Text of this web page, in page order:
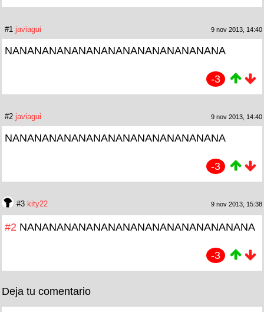
#1 javiagui 9 nov 2013, 14:40
NANANANANANANANANANANANANANANA
-3
#2 javiagui 9 nov 2013, 14:40
NANANANANANANANANANANANANANANA
-3
#3 kity22 9 nov 2013, 15:38
#2 NANANANANANANANANANANANANANANANA
-3
Deja tu comentario